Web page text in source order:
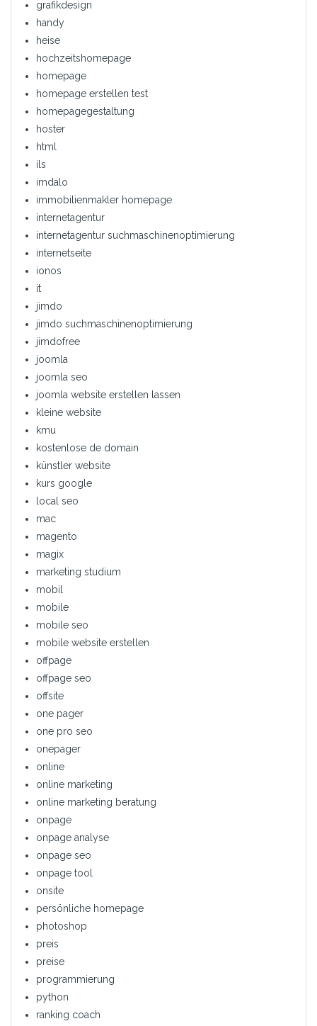
grafikdesign
handy
heise
hochzeitshomepage
homepage
homepage erstellen test
homepagegestaltung
hoster
html
ils
imdalo
immobilienmakler homepage
internetagentur
internetagentur suchmaschinenoptimierung
internetseite
ionos
it
jimdo
jimdo suchmaschinenoptimierung
jimdofree
joomla
joomla seo
joomla website erstellen lassen
kleine website
kmu
kostenlose de domain
künstler website
kurs google
local seo
mac
magento
magix
marketing studium
mobil
mobile
mobile seo
mobile website erstellen
offpage
offpage seo
offsite
one pager
one pro seo
onepager
online
online marketing
online marketing beratung
onpage
onpage analyse
onpage seo
onpage tool
onsite
persönliche homepage
photoshop
preis
preise
programmierung
python
ranking coach